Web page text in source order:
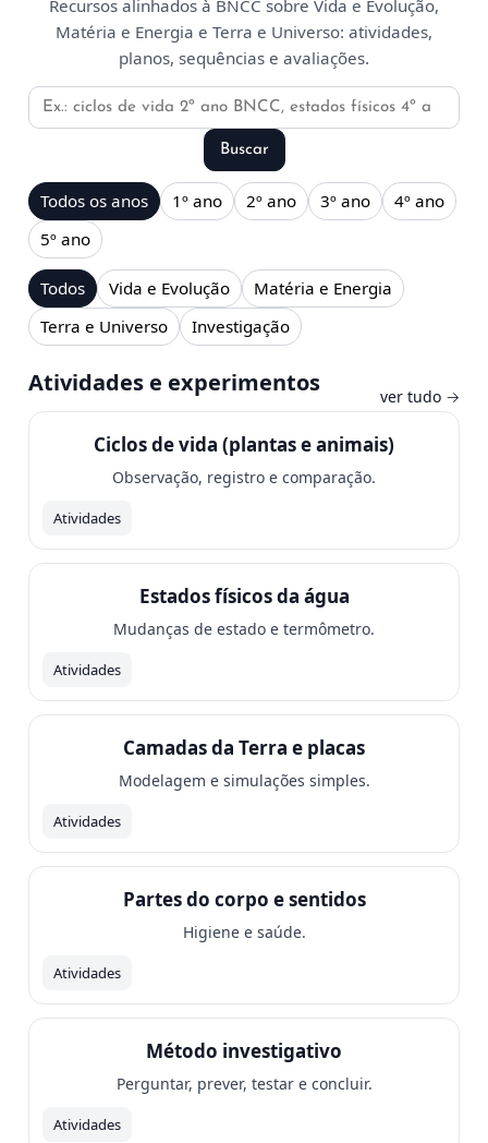
Recursos alinhados à BNCC sobre Vida e Evolução,
Matéria e Energia e Terra e Universo: atividades,
planos, sequências e avaliações.
Buscar recursos
Buscar
Todos os anos 1º ano 2º ano 3º ano
4º ano
5º ano
Todos Vida e Evolução
Matéria e Energia
Terra e Universo
Investigação
Atividades e experimentos ver tudo →
Ciclos de vida (plantas e animais)
Observação, registro e comparação.
Atividades
Estados físicos da água
Mudanças de estado e termômetro.
Atividades
Camadas da Terra e placas
Modelagem e simulações simples.
Atividades
Partes do corpo e sentidos
Higiene e saúde.
Atividades
Método investigativo
Perguntar, prever, testar e concluir.
Atividades